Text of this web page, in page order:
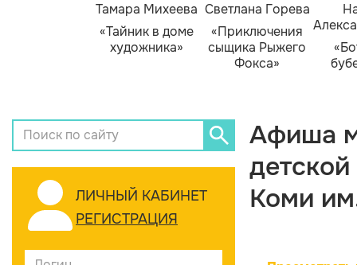
Тамара Михеева
«Тайник в доме
художника»
Светлана Горева
«Приключения
сыщика Рыжего
Фокса»
ЛИЧНЫЙ КАБИНЕТ
РЕГИСТРАЦИЯ
Афиша
Коми